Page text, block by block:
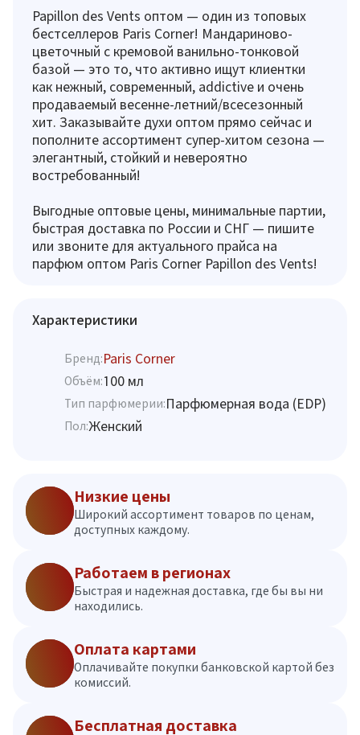
Papillon des Vents оптом — один из топовых
бестселлеров Paris Corner! Мандариново-
цветочный с кремовой ванильно-тонковой
базой — это то, что активно ищут клиентки
как нежный, современный, addictive и очень
продаваемый весенне-летний/всесезонный
хит. Заказывайте духи оптом прямо сейчас и
пополните ассортимент супер-хитом сезона —
элегантный, стойкий и невероятно
востребованный!
Выгодные оптовые цены, минимальные партии,
быстрая доставка по России и СНГ — пишите
или звоните для актуального прайса на
парфюм оптом Paris Corner Papillon des Vents!
Характеристики
Бренд:Paris Corner
Объём:100 мл
Тип парфюмерии:Парфюмерная вода (EDP)
Пол:Женский
Низкие цены
Широкий ассортимент товаров по ценам,
доступных каждому.
Работаем в регионах
Быстрая и надежная доставка, где бы вы ни
находились.
Оплата картами
Оплачивайте покупки банковской картой без
комиссий.
Бесплатная доставка